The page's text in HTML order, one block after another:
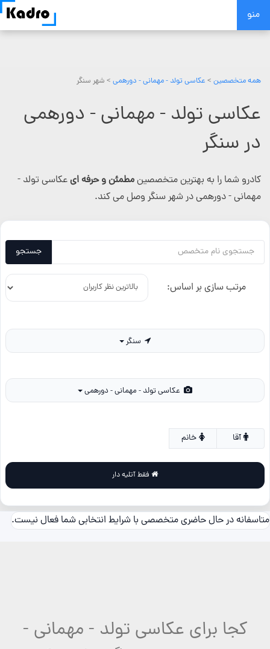
Skip
منو
همه متخصصین > عکاسی تولد - مهمانی - دورهمی > شهر سنگر
عکاسی تولد - مهمانی - دورهمی
در سنگر
کادرو شما را به بهترین متخصصینمطمئن و حرفه ایعکاسی تولد -
مهمانی - دورهمی در شهر سنگر وصل می کند.
جستجو
مرتب سازی بر اساس:
خانم
متاسفانه در حال حاضری متخصصی با شرایط انتخابی شما فعال نیست.
کجا برای عکاسی تولد - مهمانی -